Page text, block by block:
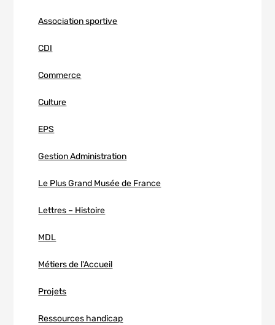
Association sportive
CDI
Commerce
Culture
EPS
Gestion Administration
Le Plus Grand Musée de France
Lettres – Histoire
MDL
Métiers de l'Accueil
Projets
Ressources handicap